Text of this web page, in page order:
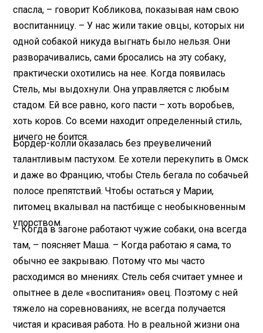
спасла, – говорит Кобликова, показывая нам свою
воспитанницу. – У нас жили такие овцы, которых ни
одной собакой никуда выгнать было нельзя. Они
разворачивались, сами бросались на эту собаку,
практически охотились на нее. Когда появилась
Стель, мы выдохнули. Она управляется с любым
стадом. Ей все равно, кого пасти – хоть воробьев,
хоть коров. Со всеми находит определенный стиль,
ничего не боится.
Бордер-колли оказалась без преувеличений
талантливым пастухом. Ее хотели перекупить в Омск
и даже во Францию, чтобы Стель бегала по собачьей
полосе препятствий. Чтобы остаться у Марии,
питомец вкалывал на пастбище с необыкновенным
упорством.
– Когда в загоне работают чужие собаки, она всегда
там, – поясняет Маша. – Когда работаю я сама, то
обычно ее закрываю. Потому что мы часто
расходимся во мнениях. Стель себя считает умнее и
опытнее в деле «воспитания» овец. Поэтому с ней
тяжело на соревнованиях, не всегда получается
чистая и красивая работа. Но в реальной жизни она